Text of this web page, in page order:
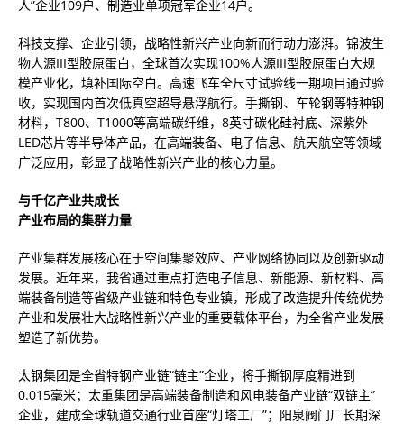
人”企业109户、制造业单项冠军企业14户。
科技支撑、企业引领，战略性新兴产业向新而行动力澎湃。锦波生
物人源III型胶原蛋白，全球首次实现100%人源III型胶原蛋白大规
模产业化，填补国际空白。高速飞车全尺寸试验线一期项目通过验
收，实现国内首次低真空超导悬浮航行。手撕钢、车轮钢等特种钢
材料，T800、T1000等高端碳纤维，8英寸碳化硅衬底、深紫外
LED芯片等半导体产品，在高端装备、电子信息、航天航空等领域
广泛应用，彰显了战略性新兴产业的核心力量。
与千亿产业共成长
产业布局的集群力量
产业集群发展核心在于空间集聚效应、产业网络协同以及创新驱动
发展。近年来，我省通过重点打造电子信息、新能源、新材料、高
端装备制造等省级产业链和特色专业镇，形成了改造提升传统优势
产业和发展壮大战略性新兴产业的重要载体平台，为全省产业发展
塑造了新优势。
太钢集团是全省特钢产业链“链主”企业，将手撕钢厚度精进到
0.015毫米；太重集团是高端装备制造和风电装备产业链“双链主”
企业，建成全球轨道交通行业首座“灯塔工厂”；阳泉阀门厂长期深